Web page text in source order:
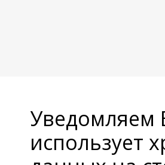
Уведомляем
использует